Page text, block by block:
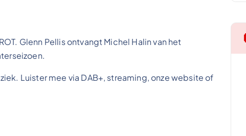
Glenn Pellis ontvangt Michel Halin van het
Luister mee via DAB+, streaming, onze website of